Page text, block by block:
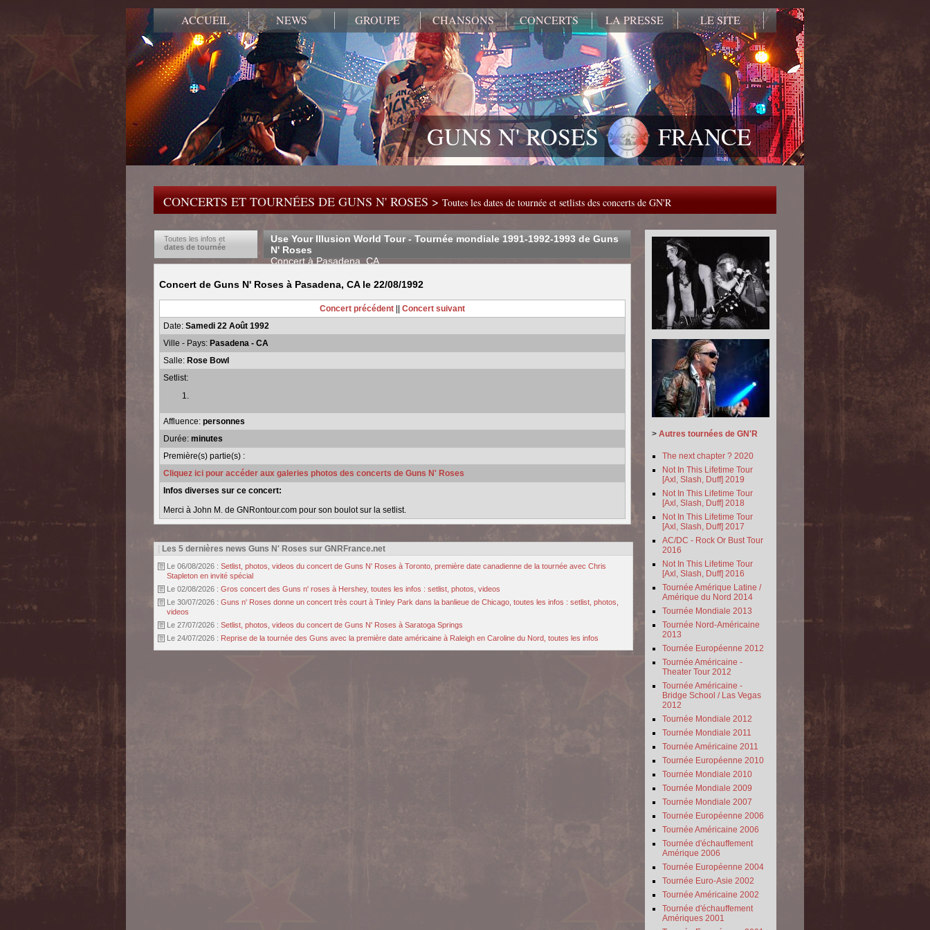
ACCUEIL NEWS GROUPE CHANSONS CONCERTS LA PRESSE LE SITE
GUNS N' ROSES FRANCE
CONCERTS ET TOURNÉES DE GUNS N' ROSES >Toutes les dates de tournée et setlists des concerts de GN'R
Toutes les infos et
dates de tournée
Use Your Illusion World Tour - Tournée mondiale 1991-1992-1993 de Guns
N' Roses
Concert à Pasadena, CA
Concert de Guns N' Roses à Pasadena, CA le 22/08/1992
Concert précédent
Concert suivant
Date: Samedi 22 Août 1992
Ville - Pays: Pasadena - CA
Salle: Rose Bowl
Setlist:
Affluence: personnes
Durée: minutes
Première(s) partie(s) :
Cliquez ici pour accéder aux galeries photos des concerts de Guns N' Roses
Infos diverses sur ce concert:
Merci à John M. de GNRontour.com pour son boulot sur la setlist.
Les 5 dernières news Guns N' Roses sur GNRFrance.net
Le 06/08/2026 : Setlist, photos, videos du concert de Guns N' Roses à Toronto, première date canadienne de la tournée avec Chris
Stapleton en invité spécial
Le 02/08/2026 : Gros concert des Guns n' roses à Hershey, toutes les infos : setlist, photos, videos
Le 30/07/2026 : Guns n' Roses donne un concert très court à Tinley Park dans la banlieue de Chicago, toutes les infos : setlist, photos,
videos
Le 27/07/2026 : Setlist, photos, videos du concert de Guns N' Roses à Saratoga Springs
Le 24/07/2026 : Reprise de la tournée des Guns avec la première date américaine à Raleigh en Caroline du Nord, toutes les infos
> Autres tournées de GN'R
The next chapter ? 2020
Not In This Lifetime Tour
[Axl, Slash, Duff] 2019
Not In This Lifetime Tour
[Axl, Slash, Duff] 2018
Not In This Lifetime Tour
[Axl, Slash, Duff] 2017
AC/DC - Rock Or Bust Tour
2016
Not In This Lifetime Tour
[Axl, Slash, Duff] 2016
Tournée Amérique Latine /
Amérique du Nord 2014
Tournée Mondiale 2013
Tournée Nord-Américaine
2013
Tournée Européenne 2012
Tournée Américaine -
Theater Tour 2012
Tournée Américaine -
Bridge School / Las Vegas
2012
Tournée Mondiale 2012
Tournée Mondiale 2011
Tournée Américaine 2011
Tournée Européenne 2010
Tournée Mondiale 2010
Tournée Mondiale 2009
Tournée Mondiale 2007
Tournée Européenne 2006
Tournée Américaine 2006
Tournée d'échauffement
Amérique 2006
Tournée Européenne 2004
Tournée Euro-Asie 2002
Tournée Américaine 2002
Tournée d'échauffement
Amériques 2001